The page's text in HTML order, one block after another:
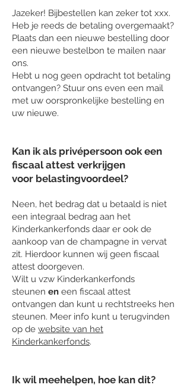
Jazeker! Bijbestellen kan zeker tot xxx.
Heb je reeds de betaling overgemaakt?
Plaats dan een nieuwe bestelling door
een nieuwe bestelbon te mailen naar
ons.
Hebt u nog geen opdracht tot betaling
ontvangen? Stuur ons even een mail
met uw oorspronkelijke bestelling en
uw nieuwe.
Kan ik als privépersoon ook een
fiscaal attest verkrijgen
voor belastingvoordeel?
Neen, het bedrag dat u betaald is niet
een integraal bedrag aan het
Kinderkankerfonds daar er ook de
aankoop van de champagne in vervat
zit. Hierdoor kunnen wij geen fiscaal
attest doorgeven.
Wilt u vzw Kinderkankerfonds
steunen en een fiscaal attest
ontvangen dan kunt u rechtstreeks hen
steunen. Meer info kunt u terugvinden
op de website van het
Kinderkankerfonds.
​Ik wil meehelpen, hoe kan dit?